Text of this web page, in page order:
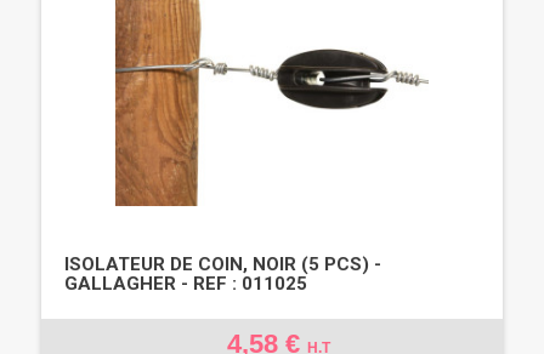
ISOLATEUR DE COIN, NOIR (5 PCS) -
GALLAGHER - REF : 011025
4,58 € H.T